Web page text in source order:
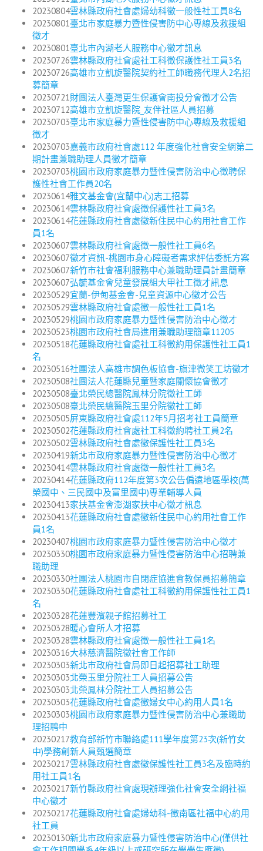
20230804雲林縣政府社會處婦幼科徵一般性社工員8名
20230801臺北市家庭暴力暨性侵害防中心專線及救援組
徵才
20230801臺北市內湖老人服務中心徵才訊息
20230726雲林縣政府社會處社工科徵保護性社工員3名
20230726高雄市立凱旋醫院契約社工師職務代理人2名招
募簡章
20230721財團法人臺灣更生保護會南投分會徵才公告
20230712高雄市立凱旋醫院_友伴社區人員招募
20230703臺北市家庭暴力暨性侵害防中心專線及救援組
徵才
20230703嘉義市政府社會處112 年度強化社會安全網第二
期計畫兼職助理人員徵才簡章
20230703桃園市政府家庭暴力暨性侵害防治中心徵聘保
護性社會工作員20名
20230614雅文基金會(宜蘭中心)志工招募
20230614雲林縣政府社會處徵保護性社工員3名
20230614花蓮縣政府社會處徵新住民中心約用社會工作
員1名
20230607雲林縣政府社會處徵一般性社工員6名
20230607徵才資訊-桃園市身心障礙者需求評估委託方案
20230607新竹市社會福利服務中心兼職助理員計畫簡章
20230607弘毓基金會兒童發展組大甲社工徵才訊息
20230529宜蘭-伊甸基金會-兒童資源中心徵才公告
20230529雲林縣政府社會處徵一般性社工員1名
20230529桃園市政府家庭暴力暨性侵害防治中心徵才
20230523桃園市政府社會局進用兼職助理簡章11205
20230518花蓮縣政府社會處社工科徵約用保護性社工員1
名
20230516社團法人高雄市調色板協會-旗津微笑工坊徵才
20230508社團法人花蓮縣兒童暨家庭關懷協會徵才
20230508臺北榮民總醫院鳳林分院徵社工師
20230508臺北榮民總醫院玉里分院徵社工師
20230505屏東縣政府社會處112年5月招考社工員簡章
20230502花蓮縣政府社會處社工科徵約聘社工員2名
20230502雲林縣政府社會處徵保護性社工員3名
20230419新北市政府家庭暴力暨性侵害防治中心徵才
20230414雲林縣政府社會處徵一般性社工員3名
20230414花蓮縣政府112年度第3次公告偏遠地區學校(萬
榮國中、三民國中及富里國中)專業輔導人員
20230413家扶基金會澎湖家扶中心徵才訊息
20230413花蓮縣政府社會處徵新住民中心約用社會工作
員1名
20230407桃園市政府家庭暴力暨性侵害防治中心徵才
20230330桃園市政府家庭暴力暨性侵害防治中心招聘兼
職助理
20230330社團法人桃園市自閉症協進會教保員招募簡章
20230330花蓮縣政府社會處社工科徵約用保護性社工員1
名
20230328花蓮豐濱親子館招募社工
20230328暖心會所人才招募
20230328雲林縣政府社會處徵一般性社工員1名
20230316大林慈濟醫院徵社會工作師
20230303新北市政府社會局即日起招募社工助理
20230303北榮玉里分院社工人員招募公告
20230303北榮鳳林分院社工人員招募公告
20230303花蓮縣政府社會處徵婦女中心約用人員1名
20230303桃園市政府家庭暴力暨性侵害防治中心兼職助
理招聘中
20230217教育部新竹市聯絡處111學年度第23次(新竹女
中)學務創新人員甄選簡章
20230217雲林縣政府社會處徵保護性社工員3名及臨時約
用社工員1名
20230217新竹縣政府社會處現辦理強化社會安全網社福
中心徵才
20230217花蓮縣政府社會處婦幼科-徵南區社福中心約用
社工員
20230130新北市政府家庭暴力暨性侵害防治中心(僅供社